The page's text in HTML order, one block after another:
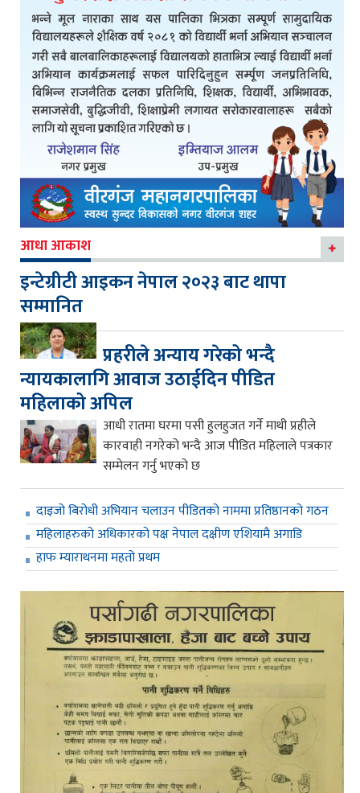
आधा आकाश
इन्टेग्रीटी आइकन नेपाल २०२३ बाट थापा
सम्मानित
प्रहरीले अन्याय गरेको भन्दै
न्यायकालागि आवाज उठाईदिन पीडित
महिलाको अपिल
आधी रातमा घरमा पसी हुलहुजत गर्ने माथी प्रहीले
कारवाही नगरेको भन्दै आज पीडित महिलाले पत्रकार
सम्मेलन गर्नु भएको छ
दाइजो बिरोधी अभियान चलाउन पीडितको नाममा प्रतिष्ठानको गठन
महिलाहरुको अधिकारको पक्ष नेपाल दक्षीण एशियामै अगाडि
हाफ म्याराथनमा महतो प्रथम